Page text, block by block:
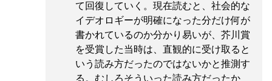
て回復していく。現在読むと、社会的な
イデオロギーが明確になった分だけ何が
書かれているのか分かり易いが、芥川賞
を受賞した当時は、直観的に受け取ると
いう読み方だったのではないかと推測す
る。むしろそういった読み方だったか